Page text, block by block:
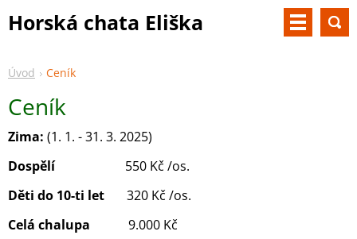
Horská chata Eliška
Úvod Ceník
Ceník
Zima: (1. 1. - 31. 3. 2025)
Dospělí 550 Kč /os.
Děti do 10-ti let 320 Kč /os.
Celá chalupa 9.000 Kč